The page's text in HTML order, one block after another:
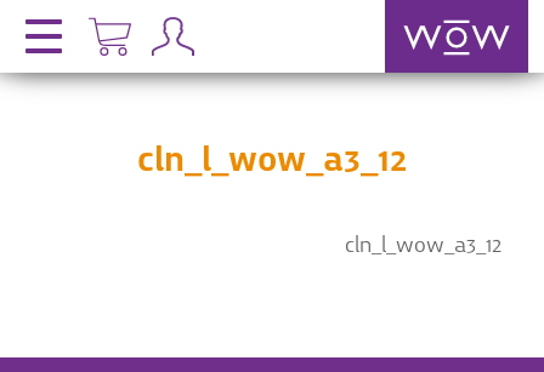
cln_l_wow_a3_12
cln_l_wow_a3_12